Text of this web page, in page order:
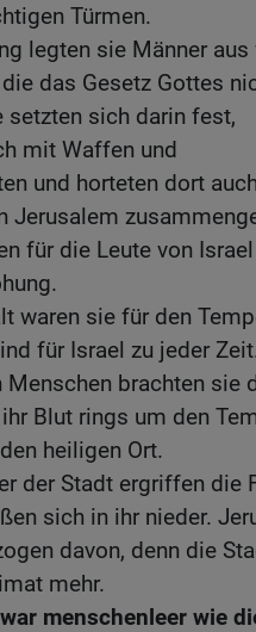
Türmen.
legten sie Männer
das Gesetz Gottes
setzten sich darin fest,
mit Waffen und
und horteten dort
Jerusalem
für die Leute von
waren sie für den
für Israel zu jeder
Menschen brachten sie
Blut rings um den
heiligen Ort.
der Stadt ergriffen die
sich in ihr nieder.
davon, denn die
mehr.
menschenleer wie